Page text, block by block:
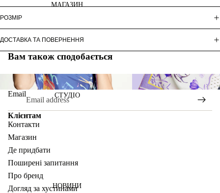
МАГАЗИН
СТУДІО
НОВИНИ
РОЗМІР
ДОСТАВКА ТА ПОВЕРНЕННЯ
Вам також сподобається
ARTNATION
COLLABORATIONS
Email
Клієнтам
Контакти
Магазин
Де придбати
Поширені запитання
Про бренд
Догляд за хустинами